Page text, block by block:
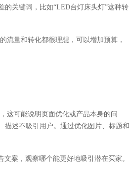
的关键词，比如“LED台灯床头灯”这种转
流量和转化都很理想，可以增加预算，
这可能说明页面优化或产品本身的问
描述不吸引用户。通过优化图片、标题和
案，观察哪个能更好地吸引潜在买家。